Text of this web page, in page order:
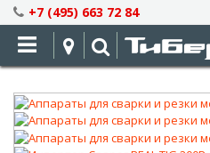
Skip
to
Content
+7 (495) 663 72 84